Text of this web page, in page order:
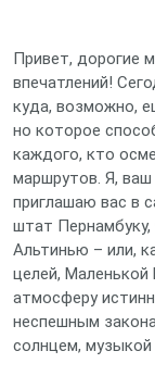
Привет, дорогие
впечатлений!
куда, возможно,
но которое
каждого, кто
маршрутов. Я,
приглашаю вас в
штат
Альтинью – или,
целей,
атмосферу
неспешным
солнцем,